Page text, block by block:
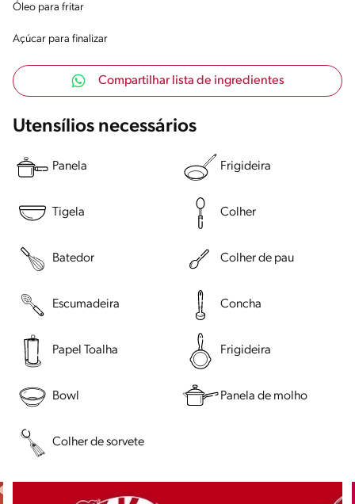
Óleo para fritar
Açúcar para finalizar
Compartilhar lista de ingredientes
Utensílios necessários
Panela Frigideira
Tigela Colher
Batedor Colher de pau
Escumadeira Concha
Papel Toalha Frigideira
Bowl Panela de molho
Colher de sorvete